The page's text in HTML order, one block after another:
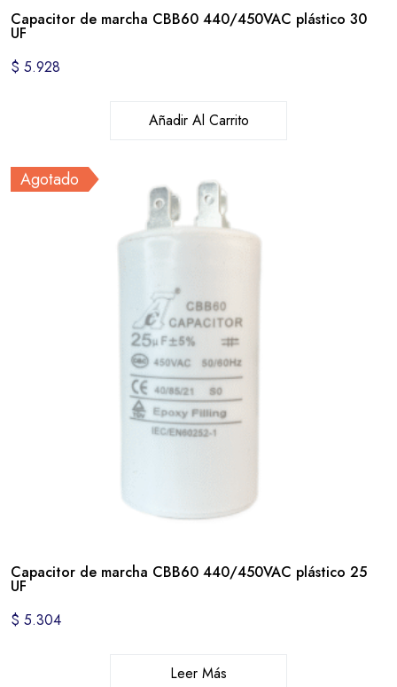
Capacitor de marcha CBB60 440/450VAC plástico 30
UF
$ 5.928
Añadir Al Carrito
Agotado
Capacitor de marcha CBB60 440/450VAC plástico 25
UF
$ 5.304
Leer Más